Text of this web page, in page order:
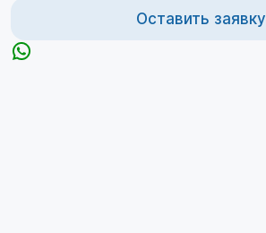
Оставить заявку